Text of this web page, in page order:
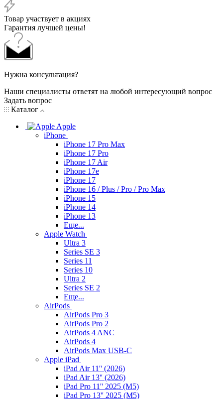
Товар участвует в акциях
Гарантия лучшей цены!
Нужна консультация?
Наши специалисты ответят на любой интересующий вопрос
Задать вопрос
Каталог
Apple
iPhone
iPhone 17 Pro Max
iPhone 17 Pro
iPhone 17 Air
iPhone 17e
iPhone 17
iPhone 16 / Plus / Pro / Pro Max
iPhone 15
iPhone 14
iPhone 13
Еще...
Apple Watch
Ultra 3
Series SE 3
Series 11
Series 10
Ultra 2
Series SE 2
Еще...
AirPods
AirPods Pro 3
AirPods Pro 2
AirPods 4 ANC
AirPods 4
AirPods Max USB-C
Apple iPad
iPad Air 11'' (2026)
iPad Air 13'' (2026)
iPad Pro 11'' 2025 (M5)
iPad Pro 13'' 2025 (M5)